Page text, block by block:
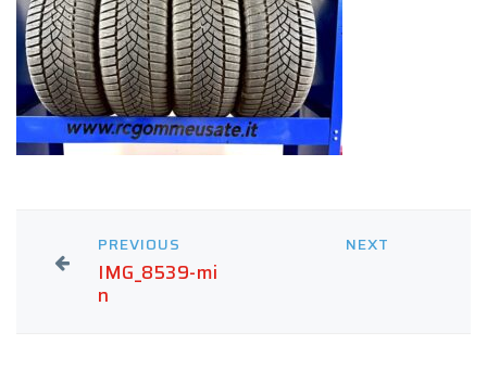
PREVIOUS
IMG_8539-mi
n
NEXT